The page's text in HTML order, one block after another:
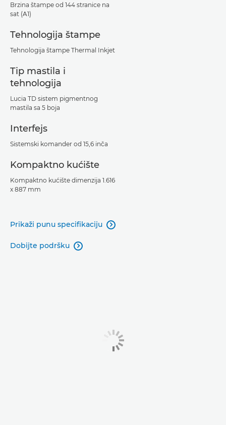
Brzina štampe od 144 stranice na
sat (A1)
Tehnologija štampe
Tehnologija štampe Thermal Inkjet
Tip mastila i
tehnologija
Lucia TD sistem pigmentnog
mastila sa 5 boja
Interfejs
Sistemski komander od 15,6 inča
Kompaktno kućište
Kompaktno kućište dimenzija 1.616
x 887 mm
Prikaži punu specifikaciju 
Dobijte podršku 